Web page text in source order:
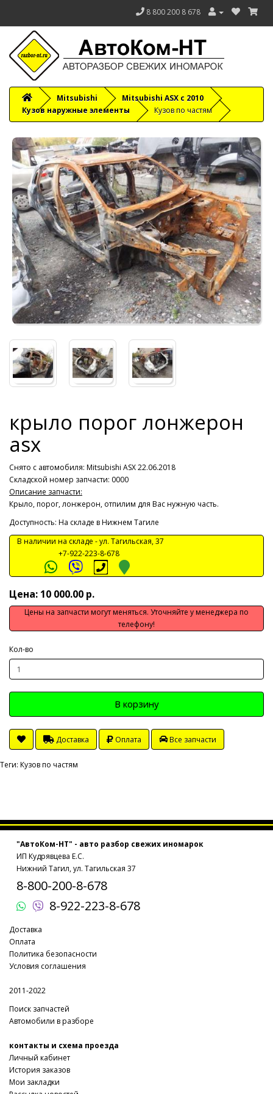
8 800 200 8 678
Mitsubishi
Mitsubishi ASX c 2010
Кузов наружные элементы
Кузов по частям
крыло порог лонжерон
asx
Снято с автомобиля: Mitsubishi ASX 22.06.2018
Складской номер запчасти: 0000
Описание запчасти:
Крыло, порог, лонжерон, отпилим для Вас нужную часть.
Доступность: На складе в Нижнем Тагиле
В наличии на складе -ул. Тагильская, 37
+7-922-223-8-678
Цена: 10 000.00 р.
Цены на запчасти могут меняться. Уточняйте у менеджера по
телефону!
Кол-во
В корзину
Доставка Оплата Все запчасти
Теги: Кузов по частям
"АвтоКом-НТ" - авто разбор свежих иномарок
ИП Кудрявцева Е.С.
Нижний Тагил, ул. Тагильская 37
8-800-200-8-678
8-922-223-8-678
Доставка
Оплата
Политика безопасности
Условия соглашения
2011-2022
Поиск запчастей
Автомобили в разборе
контакты и схема проезда
Личный кабинет
История заказов
Мои закладки